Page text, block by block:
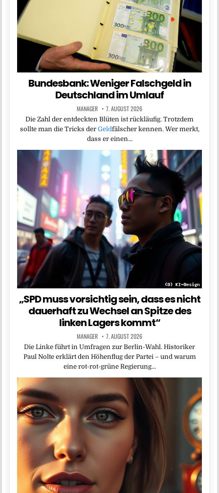
Bundesbank: Weniger Falschgeld in
Deutschland im Umlauf
MANAGER 7. AUGUST 2026
Die Zahl der entdeckten Blüten ist rückläufig. Trotzdem
sollte man die Tricks der Geldfälscher kennen. Wer merkt,
dass er einen…
„SPD muss vorsichtig sein, dass es nicht
dauerhaft zu Wechsel an Spitze des
linken Lagers kommt“
MANAGER 7. AUGUST 2026
Die Linke führt in Umfragen zur Berlin-Wahl. Historiker
Paul Nolte erklärt den Höhenflug der Partei – und warum
eine rot-rot-grüne Regierung…